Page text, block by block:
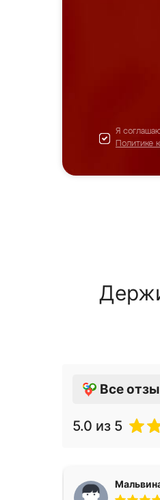
Я
Политике
Все
5.0 из 5